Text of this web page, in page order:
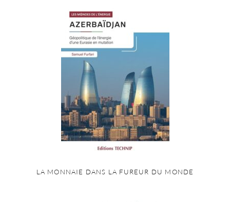
LA MONNAIE DANS LA FUREUR DU MONDE